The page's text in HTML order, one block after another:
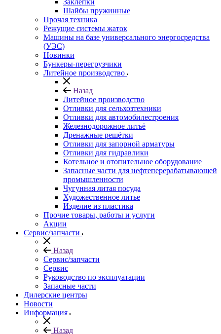
Заклепки
Шайбы пружинные
Прочая техника
Режущие системы жаток
Машины на базе универсального энергосредства
(УЭС)
Новинки
Бункеры-перегрузчики
Литейное производство
Назад
Литейное производство
Отливки для сельхозтехники
Отливки для автомобилестроения
Железнодорожное литьё
Дренажные решётки
Отливки для запорной арматуры
Отливки для гидравлики
Котельное и отопительное оборудование
Запасные части для нефтеперерабатывающей
промышленности
Чугунная литая посуда
Художественное литье
Изделие из пластика
Прочие товары, работы и услуги
Акции
Сервис/запчасти
Назад
Сервис/запчасти
Сервис
Руководство по эксплуатации
Запасные части
Дилерские центры
Новости
Информация
Назад